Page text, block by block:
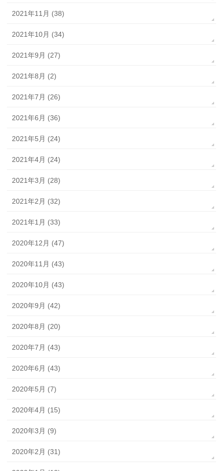
2021年11月 (38)
2021年10月 (34)
2021年9月 (27)
2021年8月 (2)
2021年7月 (26)
2021年6月 (36)
2021年5月 (24)
2021年4月 (24)
2021年3月 (28)
2021年2月 (32)
2021年1月 (33)
2020年12月 (47)
2020年11月 (43)
2020年10月 (43)
2020年9月 (42)
2020年8月 (20)
2020年7月 (43)
2020年6月 (43)
2020年5月 (7)
2020年4月 (15)
2020年3月 (9)
2020年2月 (31)